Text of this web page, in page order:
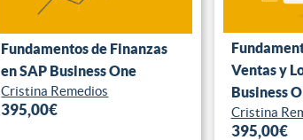
Fundamentos de Finanzas
en SAP Business One
Cristina Remedios
395,00€
Ventas y
Business
Cristina
395,00€